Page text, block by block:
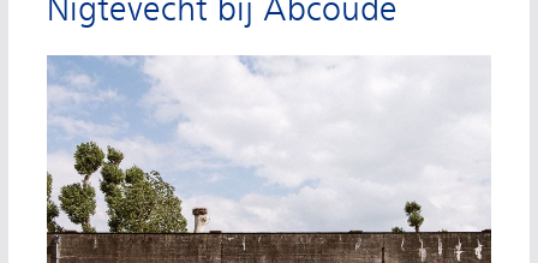
Nigtevecht bij Abcoude